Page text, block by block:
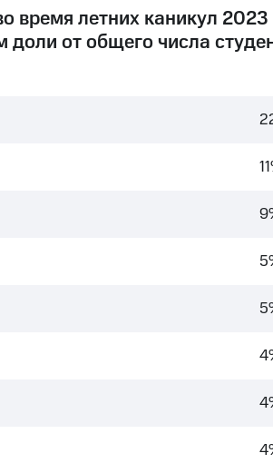
время летних каникул
доли от общего числа